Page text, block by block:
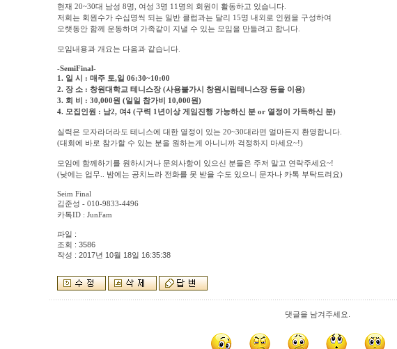
현재 20~30대 남성 8명 여성 3명 11 명의 회원이 활동하고 있습니다
저희는 회원수가 수십명씩 되는 일반 클럽과는 달리 15명 내외로 인원을 구성하여
오랫동안 함께 운동하며 가족같이 지낼 수 있는 모임을 만들려고 합니다
모임내용과 개요는 다음과 같습니다
-SemiFinal-
1. 일 시 : 매주 토,일 06:30~10:00
2. 장 소 : 창원대학교 테니스장(사용불가시 창원시립테니스장 등을 이용)
3. 회 비 : 30,000원 (일일 참가비 10,000원)
4. 모집인원 : 남2, 여4 (구력 1 년이상 게임진행 가능하신 분 or 열정이 가득하신 분)
실력은 모자라더라도 테니스에 대한 열정이 있는 20~30대라면 얼마든지 환영합니다
(대회에 바로 참가할 수 있는 분을 원하는게 아니니까 걱정하지 마세요~!)
모임에 함께하기를 원하시거나 문의사항이 있으신 분들은 주저 말고 연락주세요~!
(낮에는 업무 밤에는 공치느라 전화를 못 받을 수도 있으니 문자나 카톡 부탁드려요)
Seim Final
김준성 - 010-9833-4496
카톡ID : JunFam
파일 :
조회 : 3586
작성 : 2017년 10월 18일 16:35:38
댓글을 남겨주세요.